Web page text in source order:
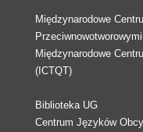
Międzynarodowe
Międzynarodowe
(ICTQT)
Biblioteka UG
Centrum Języków